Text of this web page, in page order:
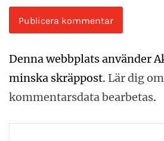
Denna webbplats använder
minska skräppost. Lär dig
kommentarsdata bearbetas.